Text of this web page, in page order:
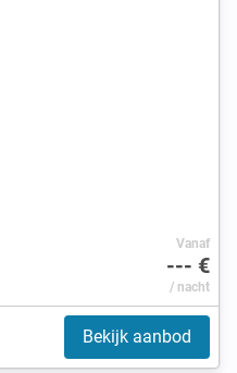
Vanaf
--- €
/ nacht
Bekijk aanbod